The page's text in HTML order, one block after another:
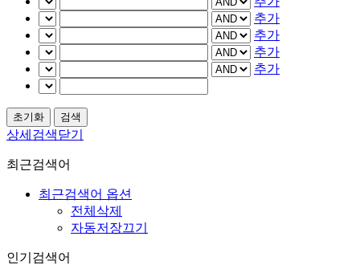
추가
추가
추가
추가
상세검색닫기
최근검색어
최근검색어 옵션
전체삭제
자동저장끄기
인기검색어